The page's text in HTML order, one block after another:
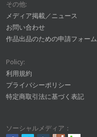
その他:
メディア掲載／ニュース
お問い合わせ
作品出品のための申請フォーム
Policy:
利用規約
プライバシーポリシー
特定商取引法に基づく表記
ソーシャルメディア：